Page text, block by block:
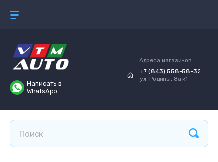
Написать в
WhatsApp
Адреса магазинов:
+7 (843) 558-58-32
ул. Родины, 8а к1